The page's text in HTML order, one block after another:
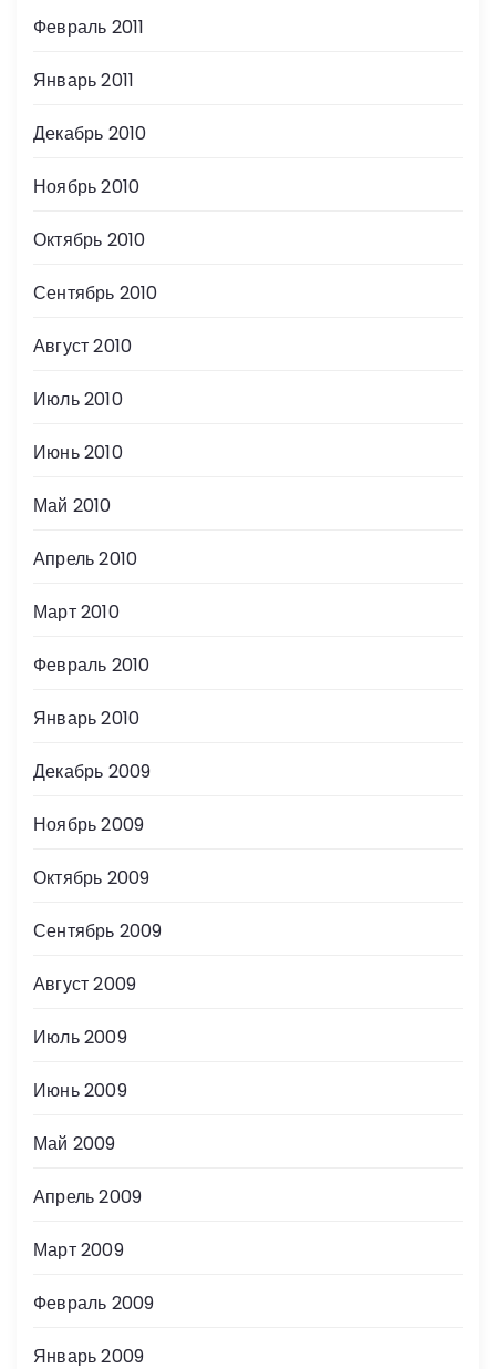
Февраль 2011
Январь 2011
Декабрь 2010
Ноябрь 2010
Октябрь 2010
Сентябрь 2010
Август 2010
Июль 2010
Июнь 2010
Май 2010
Апрель 2010
Март 2010
Февраль 2010
Январь 2010
Декабрь 2009
Ноябрь 2009
Октябрь 2009
Сентябрь 2009
Август 2009
Июль 2009
Июнь 2009
Май 2009
Апрель 2009
Март 2009
Февраль 2009
Январь 2009